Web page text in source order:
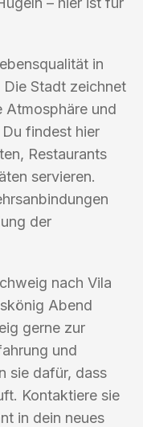
in
Stadt zeichnet
Atmosphäre und
findest hier
Restaurants
servieren.
der
nach Vila
Abend
gerne zur
und
sie dafür, dass
Kontaktiere sie
in dein neues